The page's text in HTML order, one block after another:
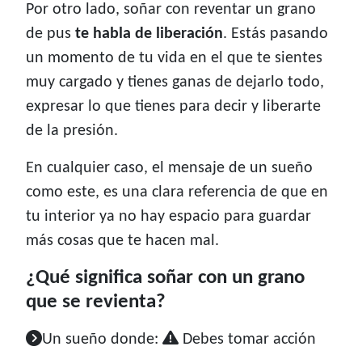
Por otro lado, soñar con reventar un grano
de pus te habla de liberación. Estás pasando
un momento de tu vida en el que te sientes
muy cargado y tienes ganas de dejarlo todo,
expresar lo que tienes para decir y liberarte
de la presión.
En cualquier caso, el mensaje de un sueño
como este, es una clara referencia de que en
tu interior ya no hay espacio para guardar
más cosas que te hacen mal.
¿Qué significa soñar con un grano
que se revienta?
Un sueño donde: Debes tomar acción